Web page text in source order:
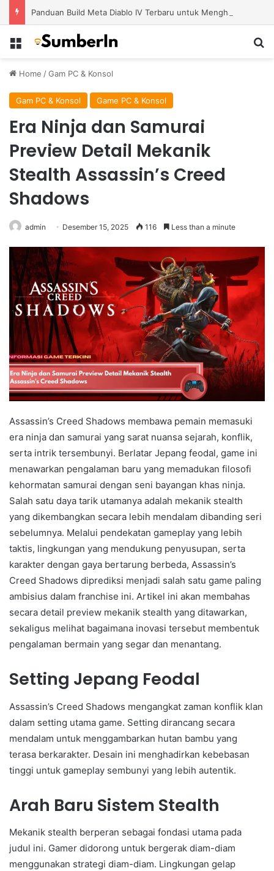
Menu
Home /Gam PC & Konsol
Gam PC & Konsol Game PC & Konsol
Era Ninja dan Samurai
Preview Detail Mekanik
Stealth Assassin’s Creed
Shadows
admin Desember 15, 2025 116 Less than a minute
Assassin’s Creed Shadows membawa pemain memasuki
era ninja dan samurai yang sarat nuansa sejarah, konflik,
serta intrik tersembunyi. Berlatar Jepang feodal, game ini
menawarkan pengalaman baru yang memadukan filosofi
kehormatan samurai dengan seni bayangan khas ninja.
Salah satu daya tarik utamanya adalah mekanik stealth
yang dikembangkan secara lebih mendalam dibanding seri
sebelumnya. Melalui pendekatan gameplay yang lebih
taktis, lingkungan yang mendukung penyusupan, serta
karakter dengan gaya bertarung berbeda, Assassin’s
Creed Shadows diprediksi menjadi salah satu game paling
ambisius dalam franchise ini. Artikel ini akan membahas
secara detail preview mekanik stealth yang ditawarkan,
sekaligus melihat bagaimana inovasi tersebut membentuk
pengalaman bermain yang segar dan menantang.
Setting Jepang Feodal
Assassin’s Creed Shadows mengangkat zaman konflik klan
dalam setting utama game. Setting dirancang secara
mendalam untuk menggambarkan hutan bambu yang
terasa berkarakter. Desain ini menghadirkan kebebasan
tinggi untuk gameplay sembunyi yang lebih autentik.
Arah Baru Sistem Stealth
Mekanik stealth berperan sebagai fondasi utama pada
judul ini. Gamer didorong untuk bergerak diam-diam
menggunakan strategi diam-diam. Lingkungan gelap